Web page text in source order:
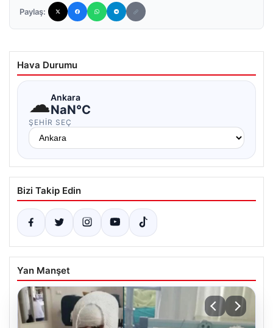
Paylaş:
Hava Durumu
☁Ankara
NaN°C
ŞEHIR SEÇ
Bizi Takip Edin
Yan Manşet